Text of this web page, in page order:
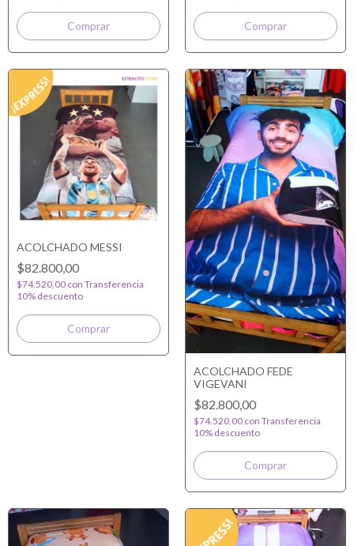
ACOLCHADO MESSI
$82.800,00
$74.520,00 con Transferencia
10% descuento
ACOLCHADO FEDE
VIGEVANI
$82.800,00
$74.520,00 con Transferencia
10% descuento